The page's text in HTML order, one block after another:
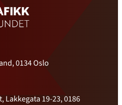
0134 Oslo
19-23, 0186